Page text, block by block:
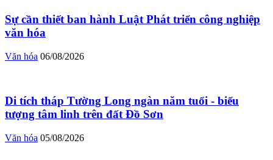
Sự cần thiết ban hành Luật Phát triển công nghiệp
văn hóa
Văn hóa 06/08/2026
Di tích tháp Tường Long ngàn năm tuổi - biểu
tượng tâm linh trên đất Đồ Sơn
Văn hóa 05/08/2026